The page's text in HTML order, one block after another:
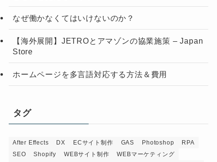
なぜ働かなくてはいけないのか？
【海外展開】JETROとアマゾンの協業施策 – Japan
Store
ホームページを多言語対応する方法＆費用
タグ
After Effects DX ECサイト制作 GAS Photoshop
RPA
SEO
Shopify WEBサイト制作
WEBマーケティング